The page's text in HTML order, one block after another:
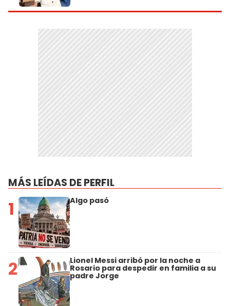
MÁS LEÍDAS DE PERFIL
1 Algo pasó
2 Lionel Messi arribó por la noche a
Rosario para despedir en familia a su
padre Jorge